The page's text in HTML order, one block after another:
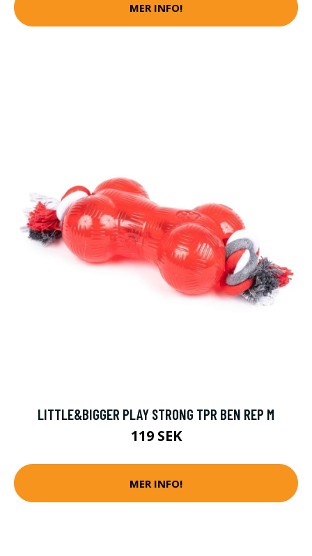
MER INFO!
LITTLE&BIGGER PLAY STRONG TPR BEN REP M
119 SEK
MER INFO!